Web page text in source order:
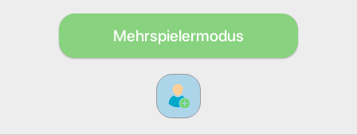
Mehrspielermodus